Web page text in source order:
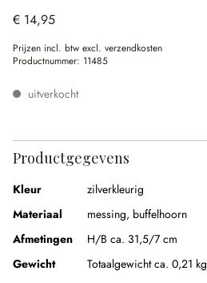
€ 14,95
Prijzen incl. btw excl. verzendkosten
Productnummer: 11485
uitverkocht
Productgegevens
Kleur
zilverkleurig
Materiaal
messing, buffelhoorn
Afmetingen
H/B ca. 31,5/7 cm
Gewicht
Totaalgewicht ca. 0,21 kg